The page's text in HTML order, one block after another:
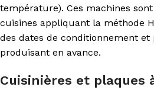
température). Ces machines
cuisines appliquant la méthode
des dates de conditionnement
produisant en avance.
Cuisinières et plaques